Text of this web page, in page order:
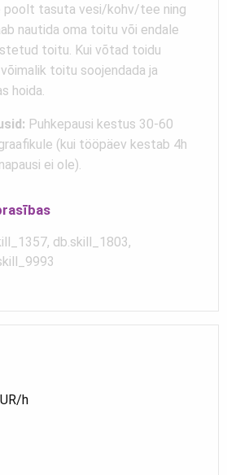
h
poolt tasuta vesi/kohv/tee ning
nautida oma toitu või endale
toitu. Kui võtad toidu
toitu soojendada ja
hoida.
Puhkepausi kestus 30-60
(kui tööpäev kestab 4h
ei ole).
db.skill_1803,